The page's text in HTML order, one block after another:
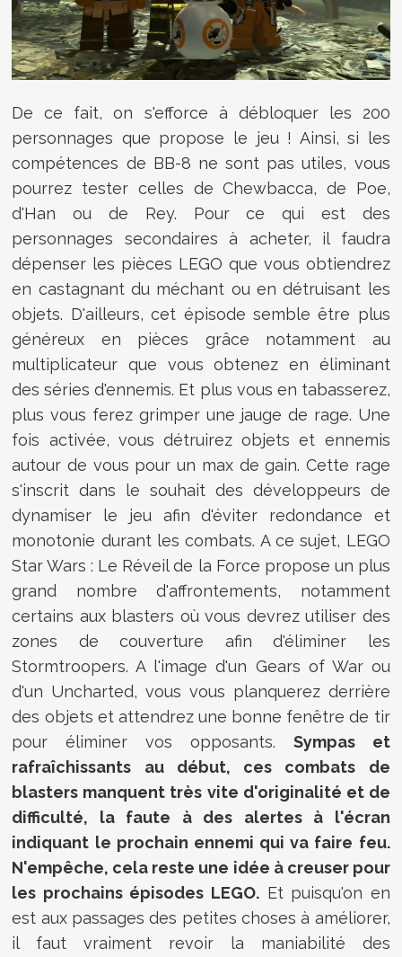
De ce fait, on s'efforce à débloquer les 200
personnages que propose le jeu ! Ainsi, si les
compétences de BB-8 ne sont pas utiles, vous
pourrez tester celles de Chewbacca, de Poe,
d'Han ou de Rey. Pour ce qui est des
personnages secondaires à acheter, il faudra
dépenser les pièces LEGO que vous obtiendrez
en castagnant du méchant ou en détruisant les
objets. D'ailleurs, cet épisode semble être plus
généreux en pièces grâce notamment au
multiplicateur que vous obtenez en éliminant
des séries d'ennemis. Et plus vous en tabasserez,
plus vous ferez grimper une jauge de rage. Une
fois activée, vous détruirez objets et ennemis
autour de vous pour un max de gain. Cette rage
s'inscrit dans le souhait des développeurs de
dynamiser le jeu afin d'éviter redondance et
monotonie durant les combats. A ce sujet, LEGO
Star Wars : Le Réveil de la Force propose un plus
grand nombre d'affrontements, notamment
certains aux blasters où vous devrez utiliser des
zones de couverture afin d'éliminer les
Stormtroopers. A l'image d'un Gears of War ou
d'un Uncharted, vous vous planquerez derrière
des objets et attendrez une bonne fenêtre de tir
pour éliminer vos opposants. Sympas et
rafraîchissants au début, ces combats de
blasters manquent très vite d'originalité et de
difficulté, la faute à des alertes à l'écran
indiquant le prochain ennemi qui va faire feu.
N'empêche, cela reste une idée à creuser pour
les prochains épisodes LEGO. Et puisqu'on en
est aux passages des petites choses à améliorer,
il faut vraiment revoir la maniabilité des